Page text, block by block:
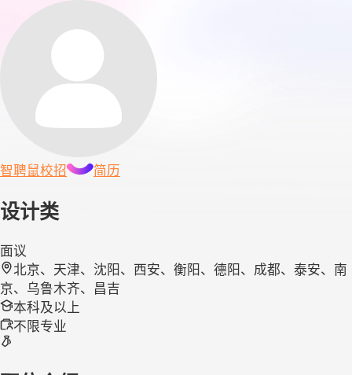
智聘鼠校招 简历
设计类
面议
北京、天津、沈阳、西安、衡阳、德阳、成都、泰安、南
京、乌鲁木齐、昌吉
本科及以上
不限专业